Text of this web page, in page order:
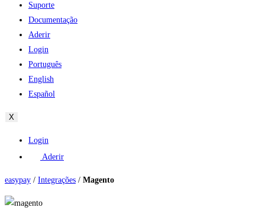
Suporte
Documentação
Aderir
Login
Português
English
Español
X
Login
Aderir
easypay / Integrações / Magento